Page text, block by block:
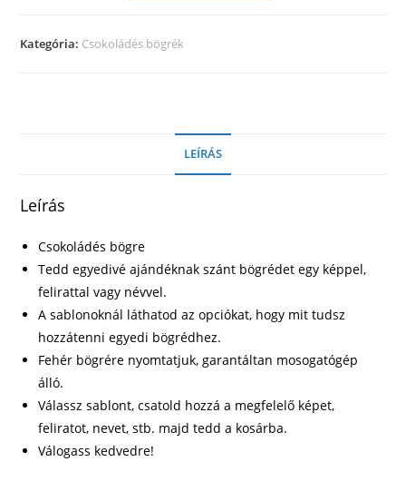
mennyiség
Kategória: Csokoládés bögrék
LEÍRÁS
Leírás
Csokoládés bögre
Tedd egyedivé ajándéknak szánt bögrédet egy képpel,
felirattal vagy névvel.
A sablonoknál láthatod az opciókat, hogy mit tudsz
hozzátenni egyedi bögrédhez.
Fehér bögrére nyomtatjuk, garantáltan mosogatógép
álló.
Válassz sablont, csatold hozzá a megfelelő képet,
feliratot, nevet, stb. majd tedd a kosárba.
Válogass kedvedre!